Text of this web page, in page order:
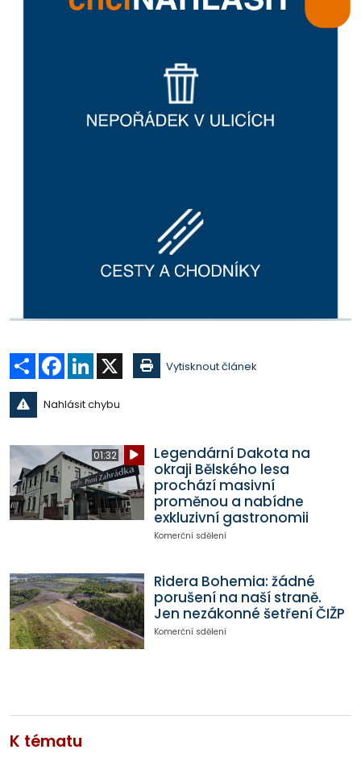
Sdílet Facebook
LinkedIn Vytisknout článek
Nahlásit chybu
01:32
Legendární Dakota na
okraji Bělského lesa
prochází masivní
proměnou a nabídne
exkluzivní gastronomii
Komerční sdělení
Ridera Bohemia: žádné
porušení na naší straně.
Jen nezákonné šetření ČIŽP
Komerční sdělení
K tématu